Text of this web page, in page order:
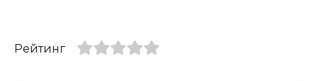
Рейтинг